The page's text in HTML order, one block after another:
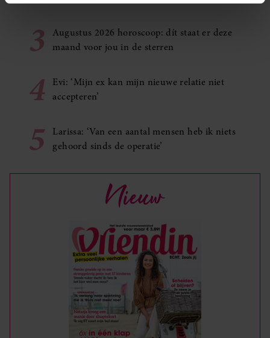
intrekken in de Cookieverklaring.
We gebruiken cookies om content en advertenties te
personaliseren, om functies voor social media te bieden
partners voor social media, adverteren en analyse. Deze
partners kunnen deze gegevens combineren met andere
verzameld op basis van uw gebruik van hun services. U
gaat akkoord met onze cookies als u onze website blijft
3
Augustus 2026 horoscoop: dít staat er deze
maand voor jou in de sterren
4
Evi: ‘Mijn ex kan mijn nieuwe relatie niet
accepteren’
5
Larissa: ‘Van een aantal mensen heb ik niets
gehoord sinds de operatie’
Nieuw